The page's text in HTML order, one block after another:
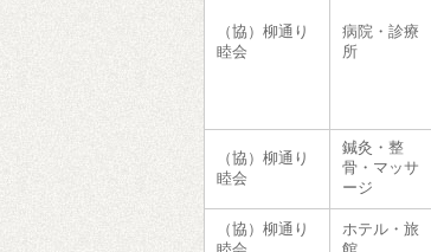
（協）柳通り
睦会
病院・診療
所
（協）柳通り
睦会
鍼灸・整
骨・マッサ
ージ
（協）柳通り
ホテル・旅